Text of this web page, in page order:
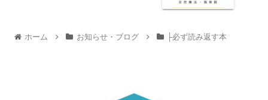
ホーム お知らせ・ブログ ├必ず読み返す本